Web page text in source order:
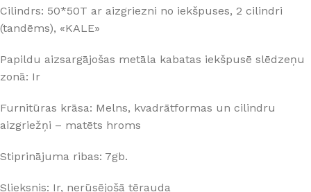
Cilindrs: 50*50T ar aizgriezni no iekšpuses, 2 cilindri
(tandēms), «KALE»
Papildu aizsargājošas metāla kabatas iekšpusē slēdzeņu
zonā: Ir
Furnitūras krāsa: Melns, kvadrātformas un cilindru
aizgriežņi – matēts hroms
Stiprinājuma ribas: 7gb.
Slieksnis: Ir, nerūsējošā tērauda